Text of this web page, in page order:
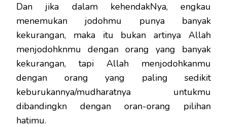
Dan jika dalam kehendakNya, engkau
menemukan jodohmu punya banyak
kekurangan, maka itu bukan artinya Allah
menjodohknmu dengan orang yang banyak
kekurangan, tapi Allah menjodohkanmu
dengan orang yang paling sedikit
keburukannya/mudharatnya untukmu
dibandingkn dengan oran-orang pilihan
hatimu.